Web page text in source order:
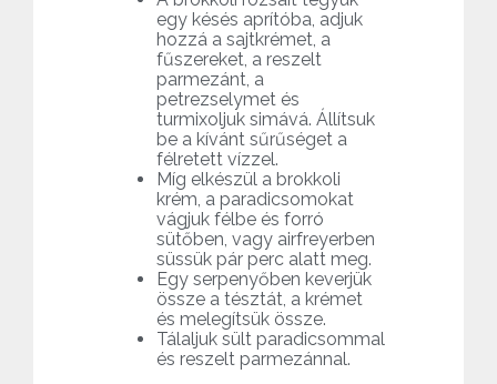
egy késés aprítóba, adjuk
hozzá a sajtkrémet, a
fűszereket, a reszelt
parmezánt, a
petrezselymet és
turmixoljuk simává. Állítsuk
be a kívánt sűrűséget a
félretett vízzel.
Míg elkészül a brokkoli
krém, a paradicsomokat
vágjuk félbe és forró
sütőben, vagy airfreyerben
süssük pár perc alatt meg.
Egy serpenyőben keverjük
össze a tésztát, a krémet
és melegítsük össze.
Tálaljuk sült paradicsommal
és reszelt parmezánnal.